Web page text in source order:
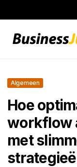
Algemeen
Hoe
workflow
met